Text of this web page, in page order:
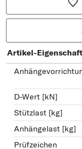
Artikel-
D-Wert [kN]
Stützlast [kg]
Anhängelast [kg]
Prüfzeichen